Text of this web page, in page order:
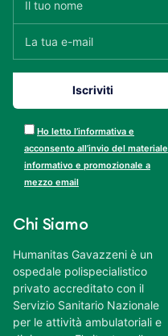
Ho letto l’informativa e
acconsento all’invio del materiale
informativo e promozionale a
mezzo email
Chi Siamo
Humanitas Gavazzeni è un
ospedale polispecialistico
privato accreditato con il
Servizio Sanitario Nazionale
per le attività ambulatoriali e